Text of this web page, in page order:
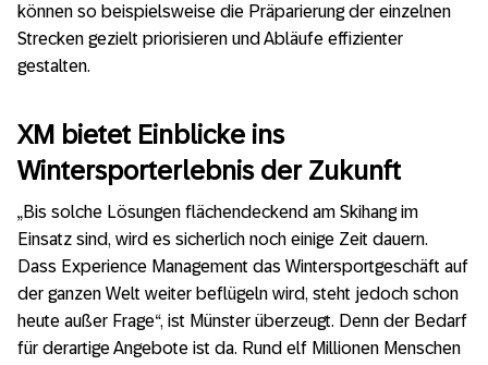
können so beispielsweise die Präparierung der einzelnen
Strecken gezielt priorisieren und Abläufe effizienter
gestalten.
XM bietet Einblicke ins
Wintersporterlebnis der Zukunft
„Bis solche Lösungen flächendeckend am Skihang im
Einsatz sind, wird es sicherlich noch einige Zeit dauern.
Dass Experience Management das Wintersportgeschäft auf
der ganzen Welt weiter beflügeln wird, steht jedoch schon
heute außer Frage“, ist Münster überzeugt. Denn der Bedarf
für derartige Angebote ist da. Rund elf Millionen Menschen